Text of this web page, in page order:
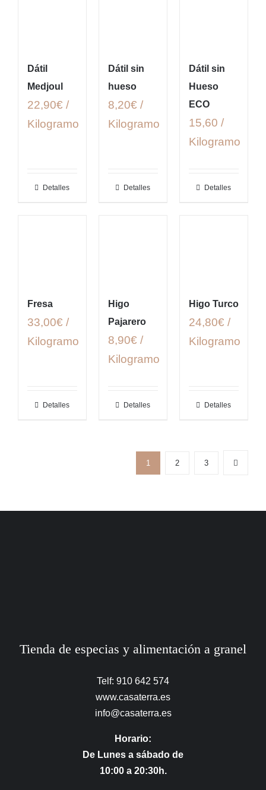
Dátil
Medjoul
22,90€ /
Kilogramo
Detalles
Dátil sin
hueso
8,20€ /
Kilogramo
Detalles
Dátil sin
Hueso
ECO
15,60 /
Kilogramo
Detalles
Fresa
33,00€ /
Kilogramo
Detalles
Higo
Pajarero
8,90€ /
Kilogramo
Detalles
Higo Turco
24,80€ /
Kilogramo
Detalles
1 2 3
Tienda de especias y alimentación a granel
Telf: 910 642 574
www.casaterra.es
info@casaterra.es
Horario:
De Lunes a sábado de
10:00 a 20:30h.